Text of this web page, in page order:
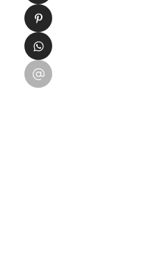
Condividi su
Condividi su
Condividi su